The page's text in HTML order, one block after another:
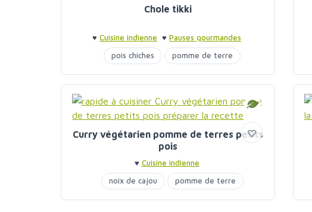
Chole tikki
♥ Cuisine indienne ♥ Pauses gourmandes
pois chiches
pomme de terre
Curry végétarien pomme de terres petits
pois
♥ Cuisine indienne
noix de cajou
pomme de terre